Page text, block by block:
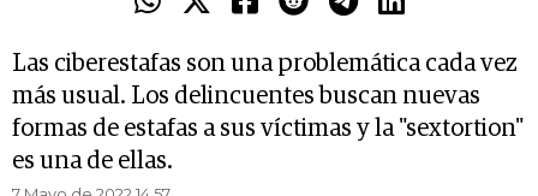
Las ciberestafas son una problemática cada vez
más usual. Los delincuentes buscan nuevas
formas de estafas a sus víctimas y la "sextortion"
es una de ellas.